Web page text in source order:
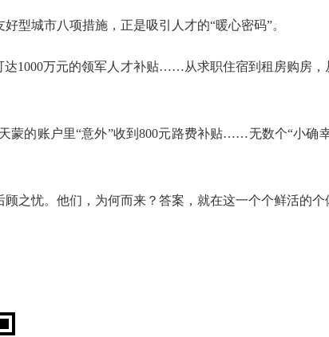
城市八项措施，正是吸引人才的“暖心密码”。
1000万元的领军人才补贴……从求职住宿到租房购房，
的账户里“意外”收到800元路费补贴……无数个“小确
忧。他们，为何而来？答案，就在这一个个鲜活的个